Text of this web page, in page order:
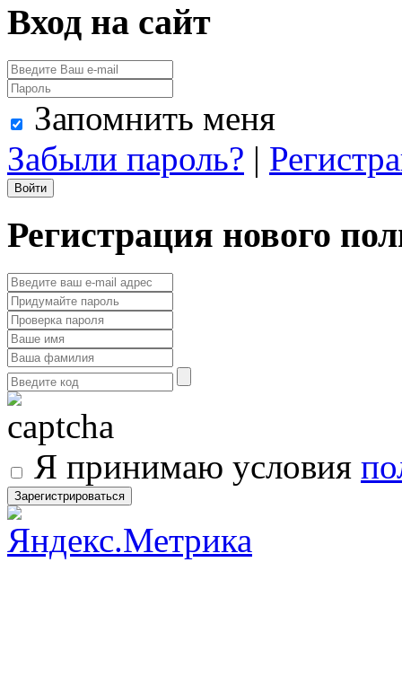
Вход на сайт
Запомнить меня
Забыли пароль? |
Регистрация нового
Я принимаю условия